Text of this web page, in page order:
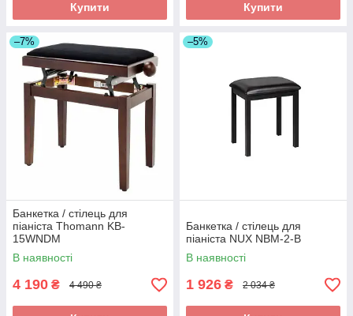
Купити Купити
–7%
Банкетка / стілець для
піаніста Thomann KB-
15WNDM
В наявності
4 190 ₴ 4 490 ₴
–5%
Банкетка / стілець для
піаніста NUX NBM-2-B
В наявності
1 926 ₴ 2 034 ₴